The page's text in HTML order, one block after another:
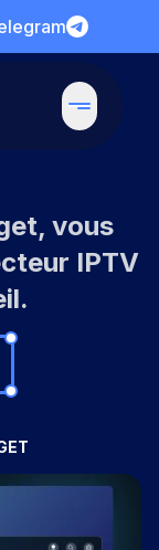
vous
IPTV